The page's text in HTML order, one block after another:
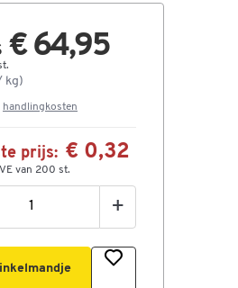
€ 64,95
kg)
handlingkosten
prijs: € 0,32
van 200 st.
+